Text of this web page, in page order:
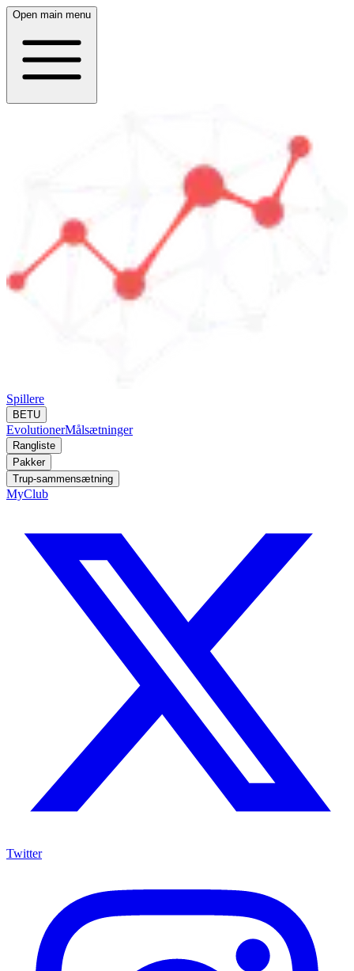
Open main menu
Spillere
BETU
EvolutionerMålsætninger
Rangliste
Pakker
Trup-sammensætning
MyClub
Twitter